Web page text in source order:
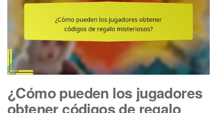
¿Cómo pueden los jugadores
obtener códigos de regalo